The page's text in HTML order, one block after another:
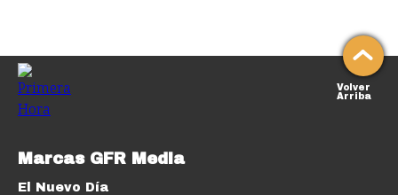
Volver
Arriba
Marcas GFR Media
El Nuevo Día